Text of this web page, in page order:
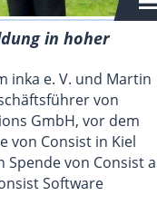
in hoher
inka e. V. und Martin
von
GmbH, vor dem
von Consist in Kiel
von Consist
Software